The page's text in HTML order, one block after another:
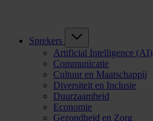
Sprekers
Artificial Intelligence (AI)
Communicatie
Cultuur en Maatschappij
Diversiteit en Inclusie
Duurzaamheid
Economie
Gezondheid en Zorg